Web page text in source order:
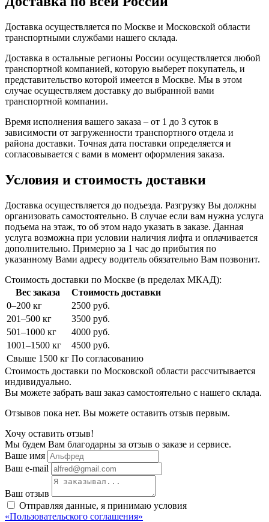
Доставка осуществляется по Москве и Московской области
транспортными службами нашего склада.
Доставка в остальные регионы России осуществляется любой
транспортной компанией, которую выберет покупатель, и
представительство которой имеется в Москве. Мы в этом
случае осуществляем доставку до выбранной вами
транспортной компании.
Время исполнения вашего заказа – от 1 до 3 суток в
зависимости от загруженности транспортного отдела и
района доставки. Точная дата поставки определяется и
согласовывается с вами в момент оформления заказа.
Условия и стоимость доставки
Доставка осуществляется до подъезда. Разгрузку Вы должны
организовать самостоятельно. В случае если вам нужна услуга
подъема на этаж, то об этом надо указать в заказе. Данная
услуга возможна при условии наличия лифта и оплачивается
дополнительно. Примерно за 1 час до прибытия по
указанному Вами адресу водитель обязательно Вам позвонит.
Стоимость доставки по Москве (в пределах МКАД):
Вес заказа
Стоимость доставки
0–200 кг
2500 руб.
201–500 кг
3500 руб.
501–1000 кг
4000 руб.
1001–1500 кг
4500 руб.
Свыше 1500 кг По согласованию
Стоимость доставки по Московской области рассчитывается
индивидуально.
Вы можете забрать ваш заказ самостоятельно с нашего склада.
Отзывов пока нет. Вы можете оставить отзыв первым.
Хочу оставить отзыв!
Мы будем Вам благодарны за отзыв о заказе и сервисе.
Ваше имя
Ваш e-mail
Ваш отзыв
Отправляя данные, я принимаю условия
«Пользовательского соглашения»